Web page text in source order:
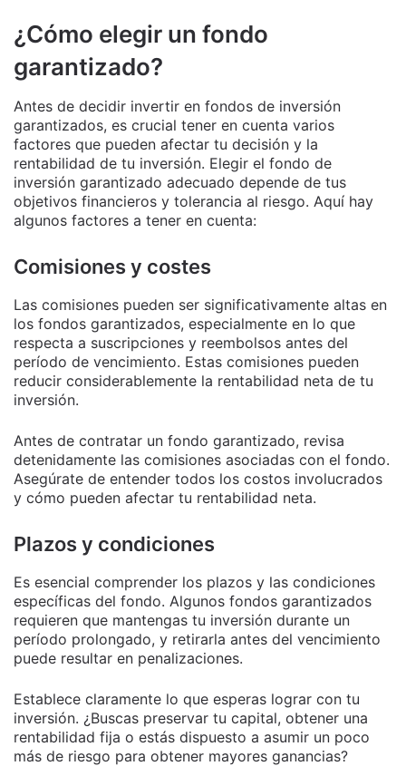
¿Cómo elegir un fondo
garantizado?
Antes de decidir invertir en fondos de inversión
garantizados, es crucial tener en cuenta varios
factores que pueden afectar tu decisión y la
rentabilidad de tu inversión. Elegir el fondo de
inversión garantizado adecuado depende de tus
objetivos financieros y tolerancia al riesgo. Aquí hay
algunos factores a tener en cuenta:
Comisiones y costes
Las comisiones pueden ser significativamente altas en
los fondos garantizados, especialmente en lo que
respecta a suscripciones y reembolsos antes del
período de vencimiento. Estas comisiones pueden
reducir considerablemente la rentabilidad neta de tu
inversión.
Antes de contratar un fondo garantizado, revisa
detenidamente las comisiones asociadas con el fondo.
Asegúrate de entender todos los costos involucrados
y cómo pueden afectar tu rentabilidad neta.
Plazos y condiciones
Es esencial comprender los plazos y las condiciones
específicas del fondo. Algunos fondos garantizados
requieren que mantengas tu inversión durante un
período prolongado, y retirarla antes del vencimiento
puede resultar en penalizaciones.
Establece claramente lo que esperas lograr con tu
inversión. ¿Buscas preservar tu capital, obtener una
rentabilidad fija o estás dispuesto a asumir un poco
más de riesgo para obtener mayores ganancias?